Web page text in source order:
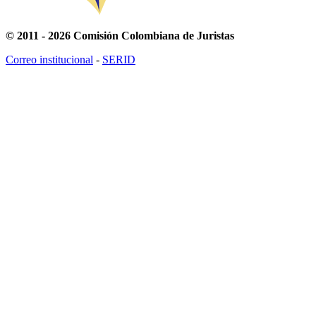
© 2011 - 2026 Comisión Colombiana de Juristas
Correo institucional - SERID